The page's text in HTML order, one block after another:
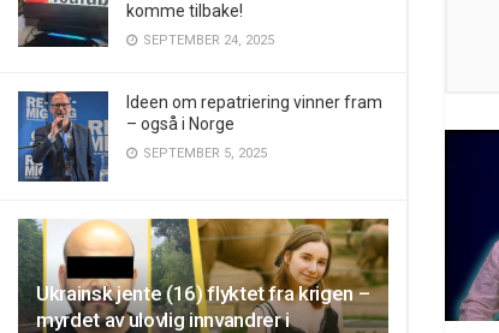
komme tilbake!
SEPTEMBER 24, 2025
Ideen om repatriering vinner fram
– også i Norge
SEPTEMBER 5, 2025
Ukrainsk jente (16) flyktet fra krigen –
myrdet av ulovlig innvandrer i